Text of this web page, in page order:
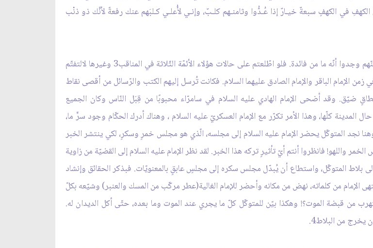
في الكهفٍ سبعةٌ خيـارٌ إذا عُـدُّوا وثامنـهم كلـبٌ، وإنـي لأُعلـي كـلبَهم عنك رفعةً لأنَّك ذو ذنْب
وقد أحضروا الإمام من المدينة إلى سامرّاء ليكون تحت مراقبتهم، ولكنّهم وجدوا أنّه ما من فائدة. فلو اطّلعتم على حالات هؤلاء الأئمّة الثّلاثة في المناقب3 وغيرها لالتفتّم
الإمام الباقر والإمام الصادق عليهما السلام. فكانت تُرسل إليهم الكتب والرّسائل من أقصى نقاط
ضيّق. وقد أضحى الإمام الهادي عليه السلام في سامرّاء محبوبًا من قِبَل النّاس وكان الجميع
كلّها، وهذا الأمر تكرّر مع الإمام العسكريّ عليه السلام ، وهناك أدرك الحكّام وجود سرٍّ ما،
نجد المتوكّل يحضر الإمام عليه السلام إلى مجلسه، الّذي هو مجلس خمرٍ وسكرٍ، لكي ينتشر الخبر
واللهو! فانظروا أنتم أيّ تأثيرٍ تركه هذا الخبر. لقد نظر الإمام عليه السلام إلى القضيّة من زاوية
بلاط المتوكّل، واستطاع أن يُبدّل مجلس سكره إلى مجلسٍ عابقٍ بالمعنويّات. فبذكر الحقائق وإنشاد
الإمام من كلماته، نهض من مكانه وأحضر للإمام الغالية(عطر مركّب من المسك والعنبر) وشيّعه بكلّ
من قبضة الموت؟! وهكذا بيّن للمتوكّل كلّ ما يجري عند الموت وما بعده، حتّى أكل الديدان له.
يخرج من البلاط4.